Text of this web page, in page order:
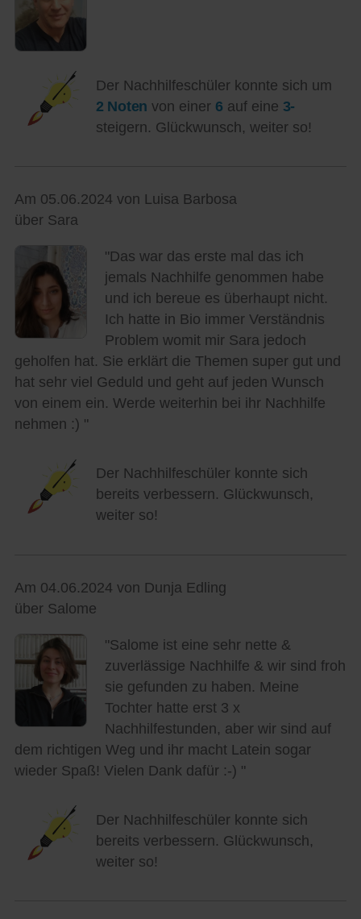
Der Nachhilfeschüler konnte sich um
2 Noten von einer 6 auf eine 3-
steigern. Glückwunsch, weiter so!
Am 05.06.2024 von Luisa Barbosa
über Sara
"Das war das erste mal das ich
jemals Nachhilfe genommen habe
und ich bereue es überhaupt nicht.
Ich hatte in Bio immer Verständnis
Problem womit mir Sara jedoch
geholfen hat. Sie erklärt die Themen super gut und
hat sehr viel Geduld und geht auf jeden Wunsch
von einem ein. Werde weiterhin bei ihr Nachhilfe
nehmen :) "
Der Nachhilfeschüler konnte sich
bereits verbessern. Glückwunsch,
weiter so!
Am 04.06.2024 von Dunja Edling
über Salome
"Salome ist eine sehr nette &
zuverlässige Nachhilfe & wir sind froh
sie gefunden zu haben. Meine
Tochter hatte erst 3 x
Nachhilfestunden, aber wir sind auf
dem richtigen Weg und ihr macht Latein sogar
wieder Spaß! Vielen Dank dafür :-) "
Der Nachhilfeschüler konnte sich
bereits verbessern. Glückwunsch,
weiter so!